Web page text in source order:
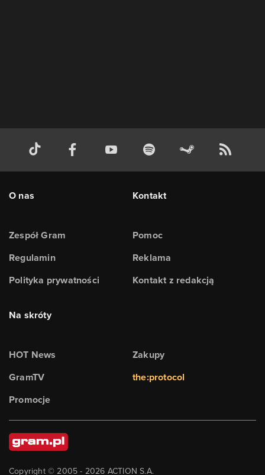
O nas
Zespół Gram
Regulamin
Polityka prywatności
Kontakt
Pomoc
Reklama
Kontakt z redakcją
Na skróty
HOT News
GramTV
Promocje
Zakupy
the:protocol
Copyright © 2005 - 2026 ACTION S.A.